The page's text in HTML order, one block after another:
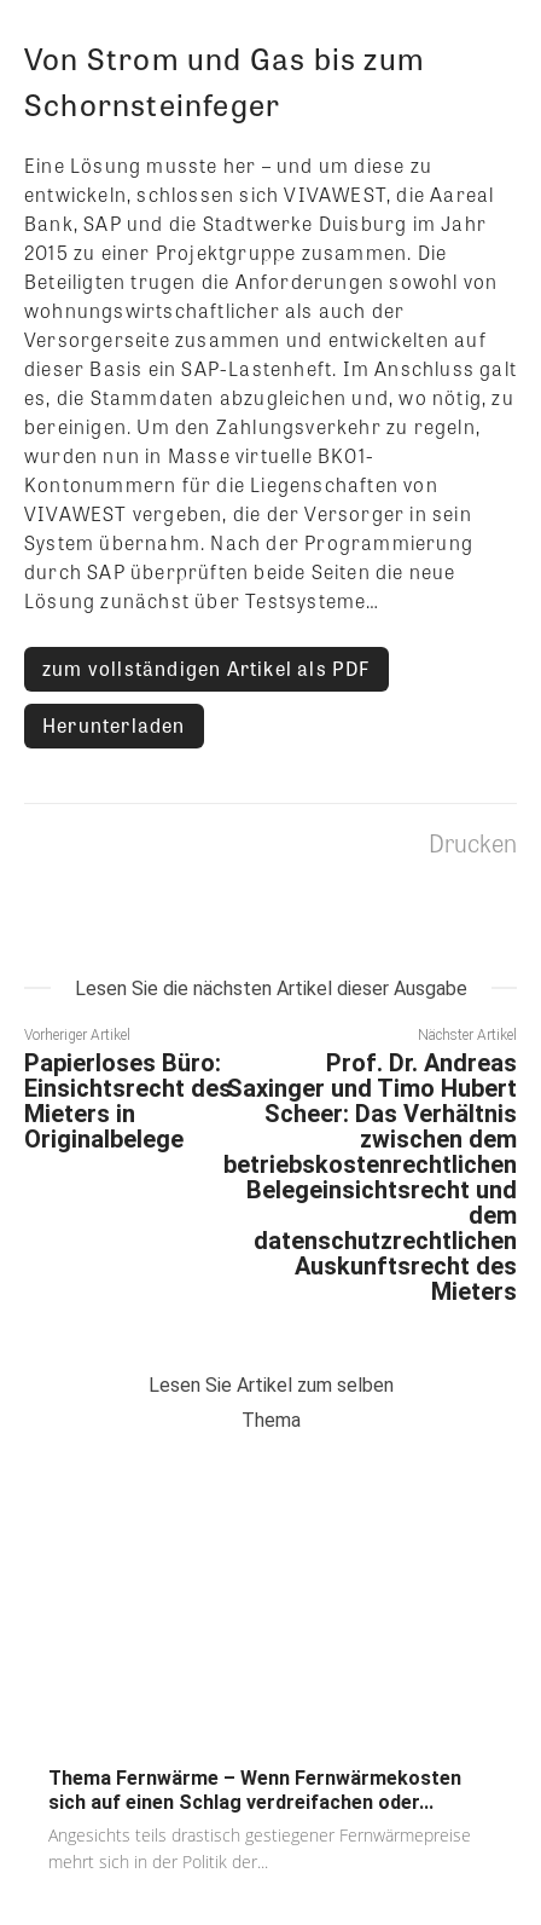
Von Strom und Gas bis zum
Schornsteinfeger
Eine Lösung musste her – und um diese zu
entwickeln, schlossen sich VIVAWEST, die Aareal
Bank, SAP und die Stadtwerke Duisburg im Jahr
2015 zu einer Projektgruppe zusammen. Die
Beteiligten trugen die Anforderungen sowohl von
wohnungswirtschaftlicher als auch der
Versorgerseite zusammen und entwickelten auf
dieser Basis ein SAP-Lastenheft. Im Anschluss galt
es, die Stammdaten abzugleichen und, wo nötig, zu
bereinigen. Um den Zahlungsverkehr zu regeln,
wurden nun in Masse virtuelle BK01-
Kontonummern für die Liegenschaften von
VIVAWEST vergeben, die der Versorger in sein
System übernahm. Nach der Programmierung
durch SAP überprüften beide Seiten die neue
Lösung zunächst über Testsysteme…
zum vollständigen Artikel als PDF
Herunterladen
Drucken
Lesen Sie die nächsten Artikel dieser Ausgabe
Vorheriger Artikel
Papierloses Büro:
Einsichtsrecht des
Mieters in
Originalbelege
Nächster Artikel
Prof. Dr. Andreas
Saxinger und Timo Hubert
Scheer: Das Verhältnis
zwischen dem
betriebskostenrechtlichen
Belegeinsichtsrecht und
dem
datenschutzrechtlichen
Auskunftsrecht des
Mieters
Lesen Sie Artikel zum selben
Thema
Thema Fernwärme – Wenn Fernwärmekosten
sich auf einen Schlag verdreifachen oder...
Angesichts teils drastisch gestiegener Fernwärmepreise
mehrt sich in der Politik der...